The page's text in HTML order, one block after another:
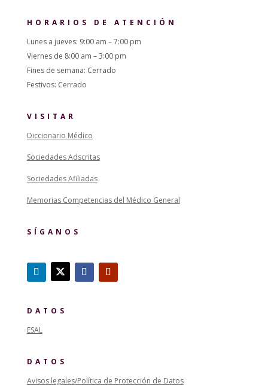
HORARIOS DE ATENCIÓN
Lunes a jueves: 9:00 am – 7:00 pm
Viernes de 8:00 am – 3:00 pm
Fines de semana: Cerrado
Festivos: Cerrado
VISITAR
Diccionario Médico
Sociedades Adscritas
Sociedades Afiliadas
Memorias Competencias del Médico General
SÍGANOS
DATOS
ESAL
DATOS
Avisos legales/Política de Protección de Datos